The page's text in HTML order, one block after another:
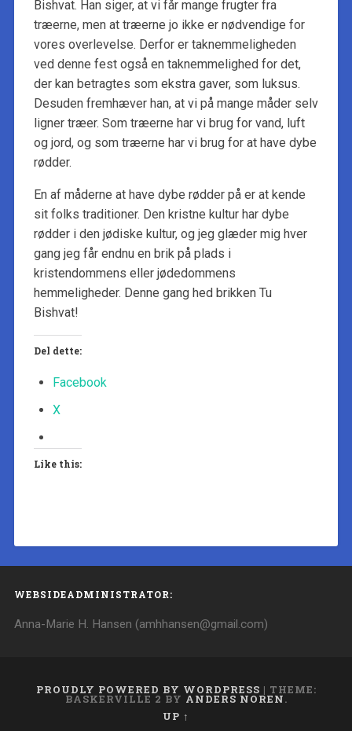
Bishvat. Han siger, at vi får mange frugter fra
træerne, men at træerne jo ikke er nødvendige for
vores overlevelse. Derfor er taknemmeligheden
ved denne fest også en taknemmelighed for det,
der kan betragtes som ekstra gaver, som luksus.
Desuden fremhæver han, at vi på mange måder selv
ligner træer. Som træerne har vi brug for vand, luft
og jord, og som træerne har vi brug for at have dybe
rødder.
En af måderne at have dybe rødder på er at kende
sit folks traditioner. Den kristne kultur har dybe
rødder i den jødiske kultur, og jeg glæder mig hver
gang jeg får endnu en brik på plads i
kristendommens eller jødedommens
hemmeligheder. Denne gang hed brikken Tu
Bishvat!
Del dette:
Facebook
X
Like this:
WEBSIDEADMINISTRATOR:
Anna-Marie H. Hansen (amhhansen@gmail.com)
PROUDLY POWERED BY WORDPRESS | THEME:
BASKERVILLE 2 BY ANDERS NOREN.
UP ↑